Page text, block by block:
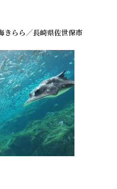
らら／長崎県佐世保市